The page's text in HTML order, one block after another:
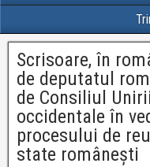
Scrisoare, în
de deputatul
de Consiliul
occidentale în
procesului de
state românești